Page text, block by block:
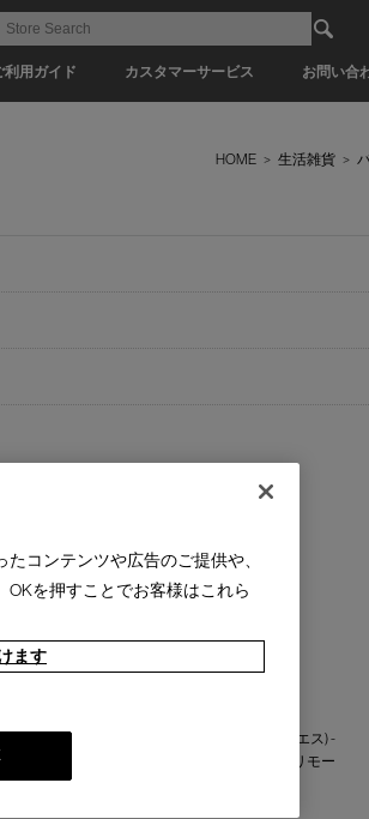
利用ガイド カスタマーサービス お問い合
HOME > 生活雑貨 >
) -
DR. VRANJES (ドットール・ヴラニエス) -
MIELE E LIMONE〈ミエーレ・エ・リモー
コンテンツや広告のご提供や、
OKを押すことでお客様はこれら
ます